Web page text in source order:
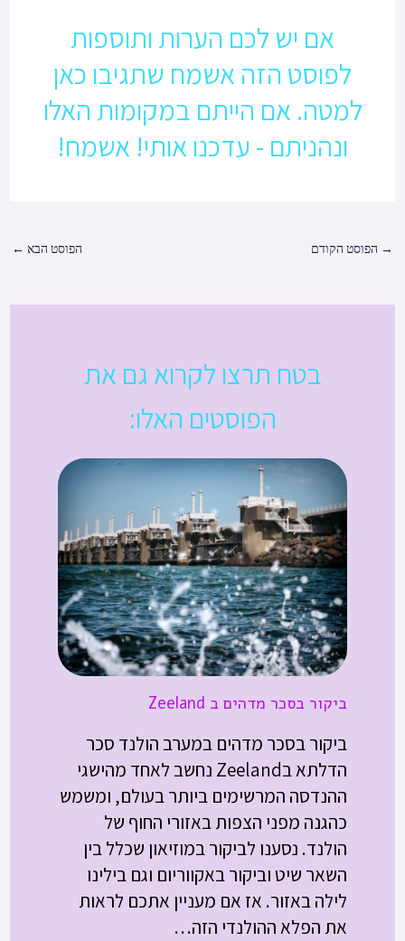
אם יש לכם הערות ותוספות
לפוסט הזה אשמח שתגיבו כאן
למטה. אם הייתם במקומות האלו
ונהניתם - עדכנו אותי! אשמח!
→ הפוסט הקודם הפוסט הבא ←
בטח תרצו לקרוא גם את
הפוסטים האלו:
ביקור בסכר מדהים ב Zeeland
ביקור בסכר מדהים במערב הולנד סכר
הדלתא בZeeland נחשב לאחד מהישגי
ההנדסה המרשימים ביותר בעולם, ומשמש
כהגנה מפני הצפות באזורי החוף של
הולנד. נסענו לביקור במוזיאון שכלל בין
השאר שיט וביקור באקווריום וגם בילינו
לילה באזור. אז אם מעניין אתכם לראות
את הפלא ההולנדי הזה…